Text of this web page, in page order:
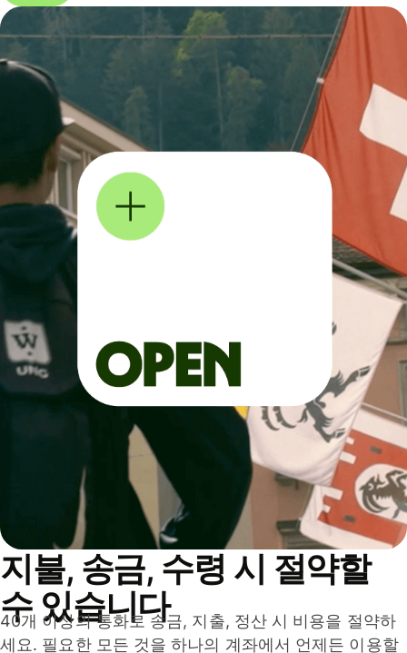
지불, 송금, 수령 시 절약할
수 있습니다
40개 이상의 통화로 송금, 지출, 정산 시 비용을 절약하
세요. 필요한 모든 것을 하나의 계좌에서 언제든 이용할